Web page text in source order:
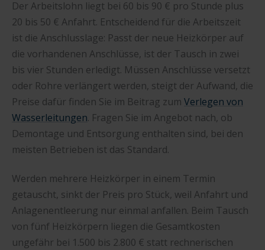
Der Arbeitslohn liegt bei 60 bis 90 € pro Stunde plus
20 bis 50 € Anfahrt. Entscheidend für die Arbeitszeit
ist die Anschlusslage: Passt der neue Heizkörper auf
die vorhandenen Anschlüsse, ist der Tausch in zwei
bis vier Stunden erledigt. Müssen Anschlüsse versetzt
oder Rohre verlängert werden, steigt der Aufwand, die
Preise dafür finden Sie im Beitrag zum Verlegen von
Wasserleitungen. Fragen Sie im Angebot nach, ob
Demontage und Entsorgung enthalten sind, bei den
meisten Betrieben ist das Standard.
Werden mehrere Heizkörper in einem Termin
getauscht, sinkt der Preis pro Stück, weil Anfahrt und
Anlagenentleerung nur einmal anfallen. Beim Tausch
von fünf Heizkörpern liegen die Gesamtkosten
ungefähr bei 1.500 bis 2.800 € statt rechnerischen